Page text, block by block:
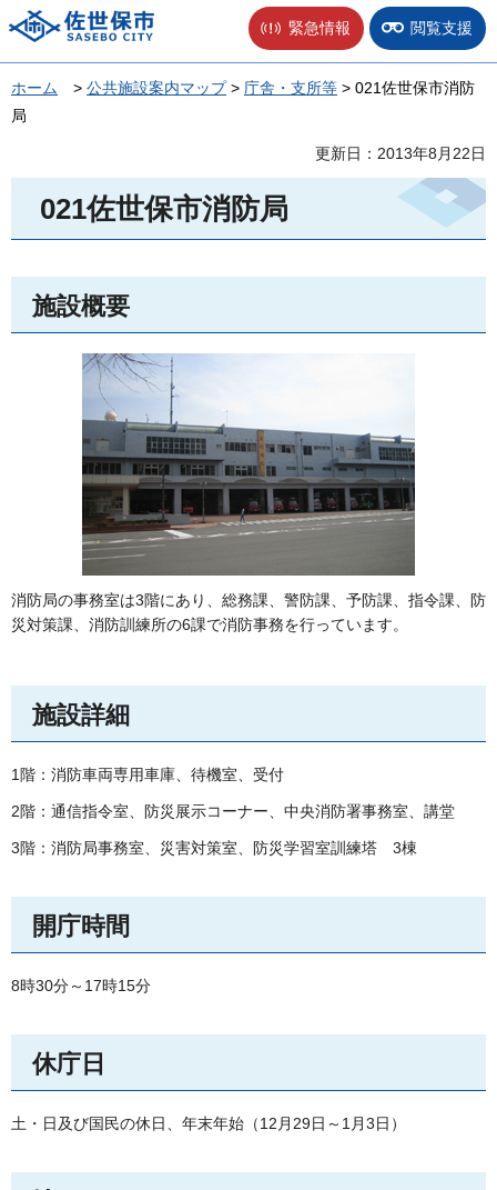
佐世保市 緊急情報 閲覧支援
ホーム > 公共施設案内マップ> 庁舎・支所等 > 021佐世保市消防
局
更新日：2013年8月22日
021佐世保市消防局
施設概要
消防局の事務室は3階にあり、総務課、警防課、予防課、指令課、防
災対策課、消防訓練所の6課で消防事務を行っています。
施設詳細
1階：消防車両専用車庫、待機室、受付
2階：通信指令室、防災展示コーナー、中央消防署事務室、講堂
3階：消防局事務室、災害対策室、防災学習室訓練塔 3棟
開庁時間
8時30分～17時15分
休庁日
土・日及び国民の休日、年末年始（12月29日～1月3日）